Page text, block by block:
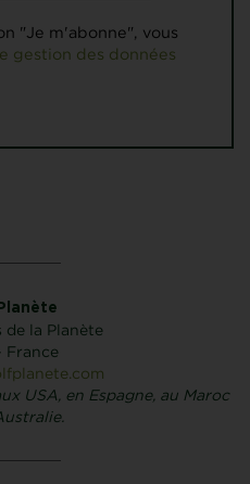
"Je m'abonne", vous
gestion des données
de la Planète
France
USA, en Espagne, au Maroc